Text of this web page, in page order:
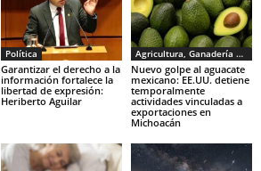
Política
Garantizar el derecho a la
información fortalece la
libertad de expresión:
Heriberto Aguilar
Agricultura, Ganadería y Pesca
Nuevo golpe al aguacate
mexicano: EE.UU. detiene
temporalmente
actividades vinculadas a
exportaciones en
Michoacán